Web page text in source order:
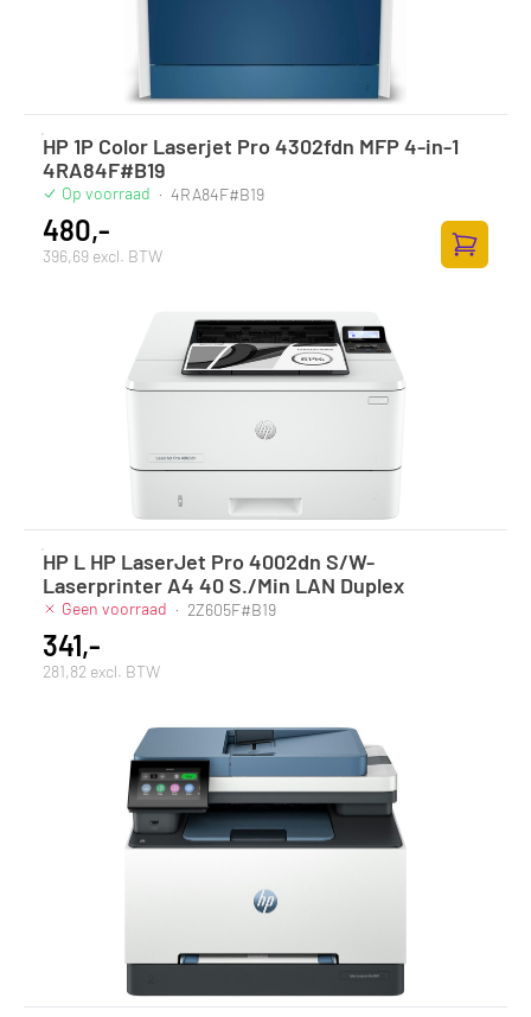
HP 1P Color Laserjet Pro 4302fdn MFP 4-in-1
4RA84F#B19
Op voorraad · 4RA84F#B19
480,-
396,69 excl. BTW
Zum
HP L HP LaserJet Pro 4002dn S/W-
Laserprinter A4 40 S./Min LAN Duplex
Geen voorraad · 2Z605F#B19
341,-
281,82 excl. BTW